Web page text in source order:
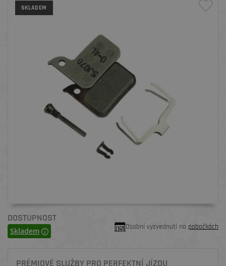
SKLADEM
DOSTUPNOST
Skladem Osobní vyzvednutí na pobočkách
PRÉMIOVÉ SLUŽBY PRO PERFEKTNÍ JÍZDU